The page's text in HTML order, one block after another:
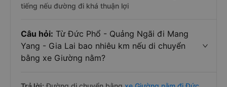
tiếng nếu đường đi khá thuận lợi
Câu hỏi: Từ Đức Phổ - Quảng Ngãi đi Mang
Yang - Gia Lai bao nhiêu km nếu di chuyển
bằng xe Giường nằm?